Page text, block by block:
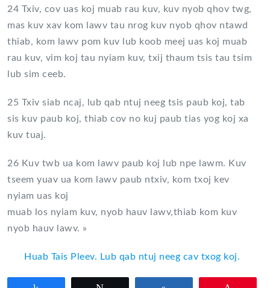
24 Txiv, cov uas koj muab rau kuv, kuv nyob qhov twg,
mas kuv xav kom lawv tau nrog kuv nyob qhov ntawd
thiab, kom lawv pom kuv lub koob meej uas koj muab
rau kuv, vim koj tau nyiam kuv, txij thaum tsis tau tsim
lub sim ceeb.
25 Txiv siab ncaj, lub qab ntuj neeg tsis paub koj, tab
sis kuv paub koj, thiab cov no kuj paub tias yog koj xa
kuv tuaj.
26 Kuv twb ua kom lawv paub koj lub npe lawm. Kuv
tseem yuav ua kom lawv paub ntxiv, kom txoj kev
nyiam uas koj
muab los nyiam kuv, nyob hauv lawv,thiab kom kuv
nyob hauv lawv. »
Huab Tais Pleev. Lub qab ntuj neeg cav txog koj.